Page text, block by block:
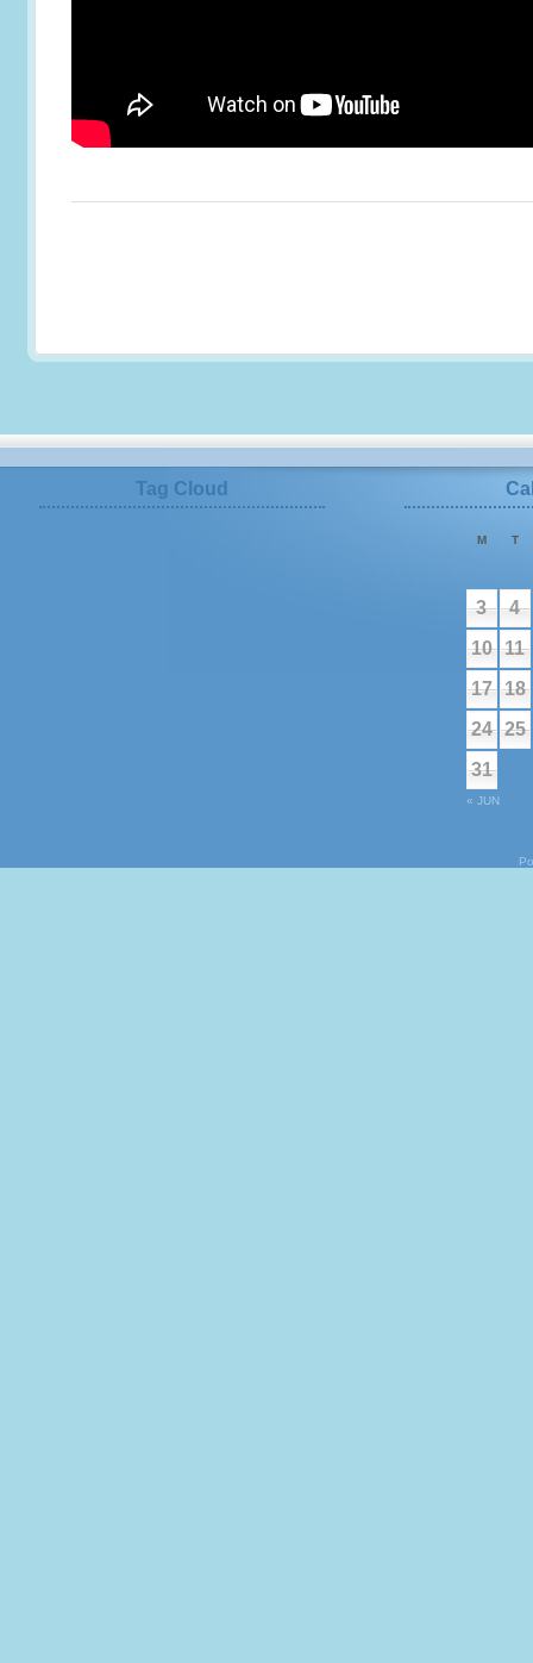
Tag Cloud
M T
« JUN
3
4
10
11
17 18
24 25
31